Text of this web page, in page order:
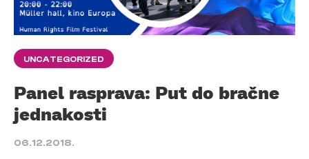
UNCATEGORIZED
Panel rasprava: Put do bračne
jednakosti
06.12.2018.